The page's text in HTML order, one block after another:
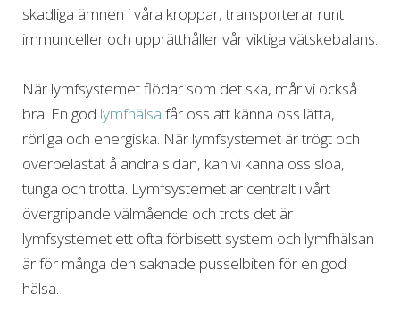
skadliga ämnen i våra kroppar, transporterar runt
immunceller och upprätthåller vår viktiga vätskebalans.
När lymfsystemet flödar som det ska, mår vi också
bra. En god lymfhälsa får oss att känna oss lätta,
rörliga och energiska. När lymfsystemet är trögt och
överbelastat å andra sidan, kan vi känna oss slöa,
tunga och trötta. Lymfsystemet är centralt i vårt
övergripande välmående och trots det är
lymfsystemet ett ofta förbisett system och lymfhälsan
är för många den saknade pusselbiten för en god
hälsa.